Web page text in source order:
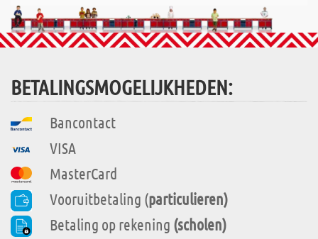
BETALINGSMOGELIJKHEDEN:
Bancontact
VISA
MasterCard
Vooruitbetaling (particulieren)
Betaling op rekening (scholen)